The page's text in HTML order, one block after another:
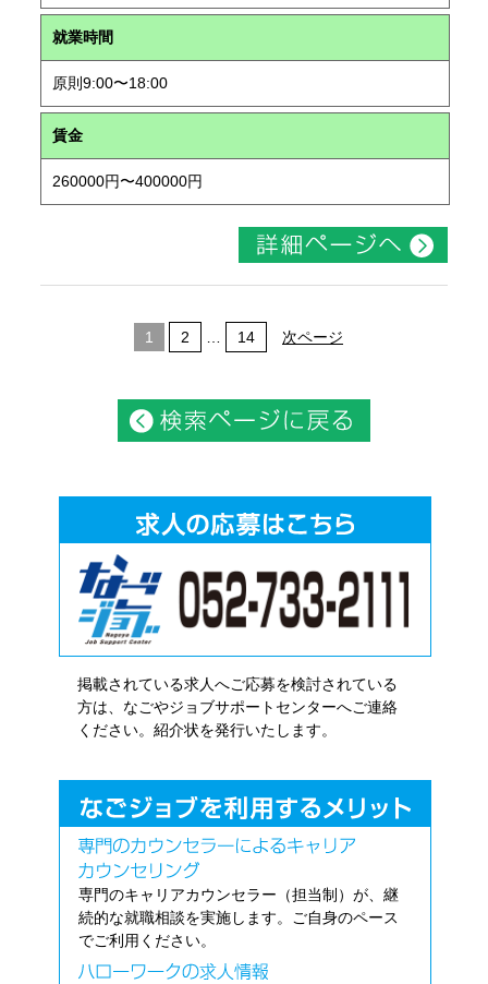
就業時間
原則9:00〜18:00
賃金
260000円〜400000円
1 2 14 次ページ
掲載されている求人へご応募を検討されている
方は、なごやジョブサポートセンターへご連絡
ください。紹介状を発行いたします。
専門のキャリアカウンセラー（担当制）が、継
続的な就職相談を実施します。ご自身のペース
でご利用ください。